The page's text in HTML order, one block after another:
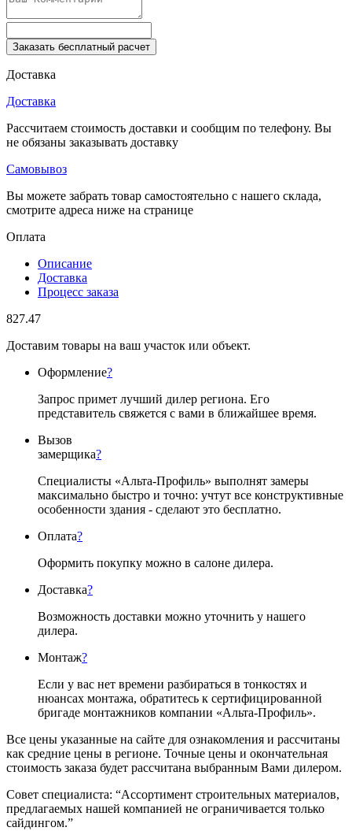
Заказать бесплатный расчет
Доставка
Доставка
Рассчитаем стоимость доставки и сообщим по телефону. Вы
не обязаны заказывать доставку
Самовывоз
Вы можете забрать товар самостоятельно с нашего склада,
смотрите адреса ниже на странице
Оплата
Описание
Доставка
Процесс заказа
827.47
Доставим товары на ваш участок или объект.
Оформление?
Запрос примет лучший дилер региона. Его
представитель свяжется с вами в ближайшее время.
Вызов
замерщика?
Специалисты «Альта-Профиль» выполнят замеры
максимально быстро и точно: учтут все конструктивные
особенности здания - сделают это бесплатно.
Оплата?
Оформить покупку можно в салоне дилера.
Доставка?
Возможность доставки можно уточнить у нашего
дилера.
Монтаж?
Если у вас нет времени разбираться в тонкостях и
нюансах монтажа, обратитесь к сертифицированной
бригаде монтажников компании «Альта-Профиль».
Все цены указанные на сайте для ознакомления и рассчитаны
как средние цены в регионе. Точные цены и окончательная
стоимость заказа будет рассчитана выбранным Вами дилером.
Совет специалиста: “Ассортимент строительных материалов,
предлагаемых нашей компанией не ограничивается только
сайдингом.”